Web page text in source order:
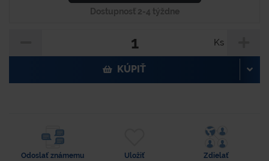
Dostupnosť 2-4 týždne
Ks
KÚPIŤ
Odoslať známemu Uložiť Zdielať